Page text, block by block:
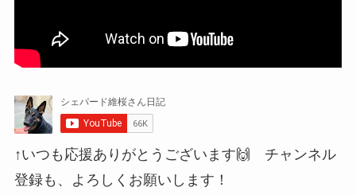
↑いつも応援ありがとうございます🙌 チャンネル
登録も、よろしくお願いします！